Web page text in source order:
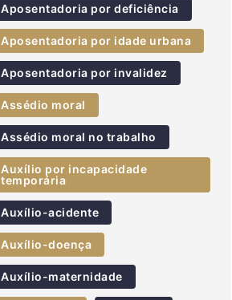
Aposentadoria por deficiência
Aposentadoria por idade urbana
Aposentadoria por invalidez
Assédio moral
Assédio moral no trabalho
Auxílio por incapacidade
temporária
Auxílio-acidente
Auxílio-doença
Auxílio-maternidade